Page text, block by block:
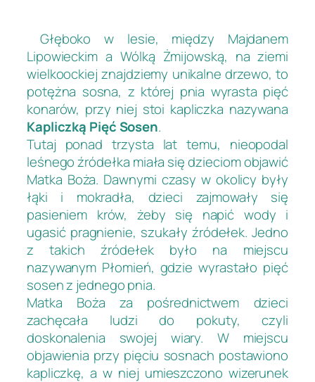
Głęboko w lesie, między Majdanem
Lipowieckim a Wólką Żmijowską, na ziemi
wielkoockiej znajdziemy unikalne drzewo, to
potężna sosna, z której pnia wyrasta pięć
konarów, przy niej stoi kapliczka nazywana
Kapliczką Pięć Sosen.
Tutaj ponad trzysta lat temu, nieopodal
leśnego źródełka miała się dzieciom objawić
Matka Boża. Dawnymi czasy w okolicy były
łąki i mokradła, dzieci zajmowały się
pasieniem krów, żeby się napić wody i
ugasić pragnienie, szukały źródełek. Jedno
z takich źródełek było na miejscu
nazywanym Płomień, gdzie wyrastało pięć
sosen z jednego pnia.
Matka Boża za pośrednictwem dzieci
zachęcała ludzi do pokuty, czyli
doskonalenia swojej wiary. W miejscu
objawienia przy pięciu sosnach postawiono
kapliczkę, a w niej umieszczono wizerunek